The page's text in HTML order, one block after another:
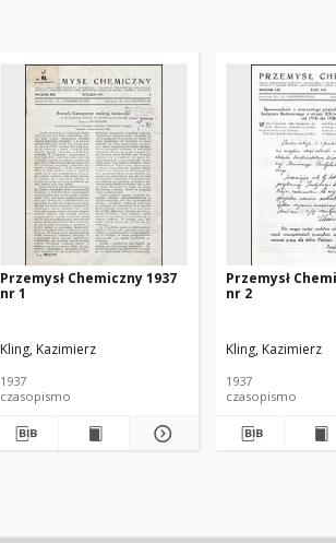
Przemysł Chemiczny 1937
nr 1
Kling, Kazimierz
1937
czasopismo
Przemysł
nr 2
Kling, Kazimierz
1937
czasopismo